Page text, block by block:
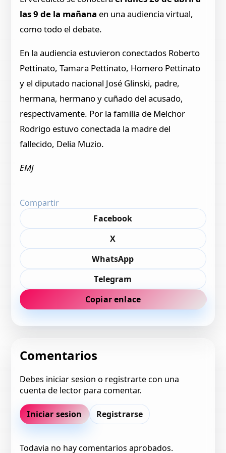
las 9 de la mañana en una audiencia virtual,
como todo el debate.
En la audiencia estuvieron conectados Roberto
Pettinato, Tamara Pettinato, Homero Pettinato
y el diputado nacional José Glinski, padre,
hermana, hermano y cuñado del acusado,
respectivamente. Por la familia de Melchor
Rodrigo estuvo conectada la madre del
fallecido, Delia Muzio.
EMJ
Compartir
Facebook
X
WhatsApp
Telegram
Copiar enlace
Comentarios
Debes iniciar sesion o registrarte con una
cuenta de lector para comentar.
Iniciar sesion Registrarse
Todavia no hay comentarios aprobados.